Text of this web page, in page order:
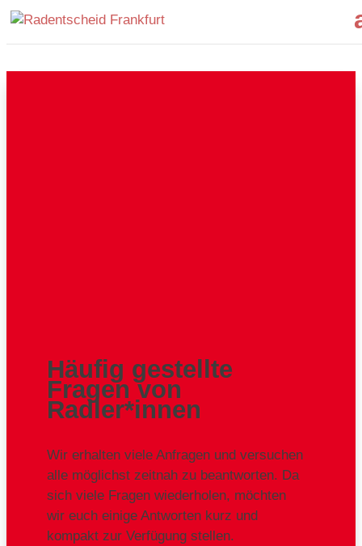
Häufig gestellte
Fragen von
Radler*innen
Wir erhalten viele Anfragen und versuchen
alle möglichst zeitnah zu beantworten. Da
sich viele Fragen wiederholen, möchten
wir euch einige Antworten kurz und
kompakt zur Verfügung stellen.